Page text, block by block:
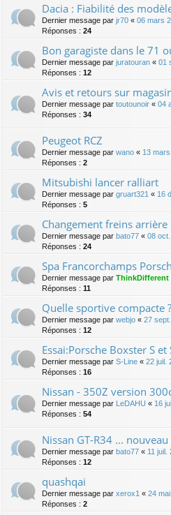
Dacia : Fiabilité des
Dernier message par jr70 « 06 mars
Réponses : 24
Bon garagiste dans le 71
Dernier message par juratouran « 01
Réponses : 12
Avis et retours sur
Dernier message par toutounoir « 04
Réponses : 34
Peugeot RCZ
Dernier message par wano « 13
Réponses : 2
Mitsubishi lancer ralliart
Dernier message par gruart321 « 16
Réponses : 5
Changement freins
Dernier message par bato77 « 08
Réponses : 24
Spa Francorchamps
Dernier message par ThinkDifferent
Réponses : 11
Quelle sportive compacte ?
Dernier message par webjo « 27
Réponses : 12
Essai:Porsche Boxster S et
Dernier message par S-Line « 22 juil.
Réponses : 16
Nissan - 350Z version
Dernier message par LeDAHU « 16
Réponses : 54
Nissan GT-R34 ...
Dernier message par bato77 « 11 juil.
Réponses : 12
quashqai
Dernier message par xerox1 « 24
Réponses : 2